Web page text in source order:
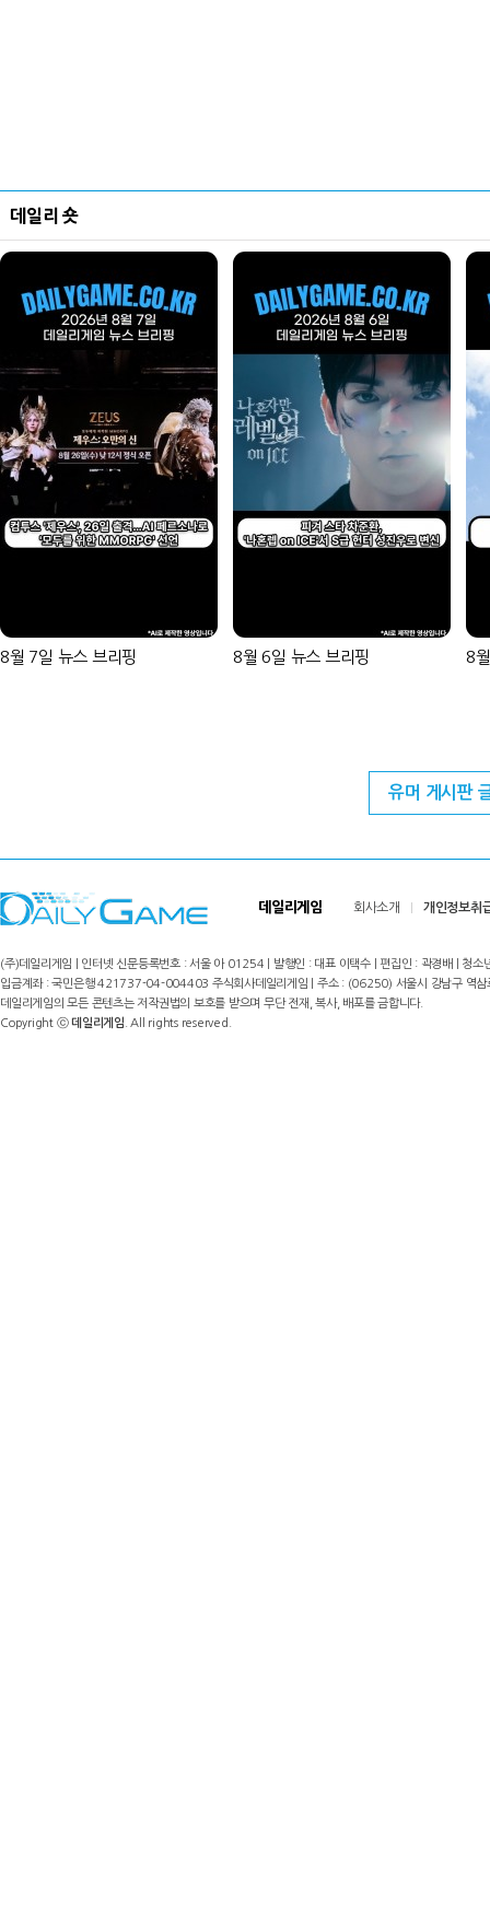
데일리 숏
8월 7일 뉴스 브리핑 8월 6일 뉴스 브리핑 8
유머 게시판
데일리게임 회사소개 개인정보취
(주)데일리게임 | 인터넷 신문등록번호 : 서울 아 01254 | 발행인 : 대표 이택수 | 편집인 : 곽경배 |
입금계좌 : 국민은행 421737-04-004403 주식회사데일리게임 | 주소 : (06250) 서울시 강남구
데일리게임의 모든 콘텐츠는 저작권법의 보호를 받으며 무단 전재, 복사, 배포를 금합니다.
Copyright ⓒ데일리게임 . All rights reserved.